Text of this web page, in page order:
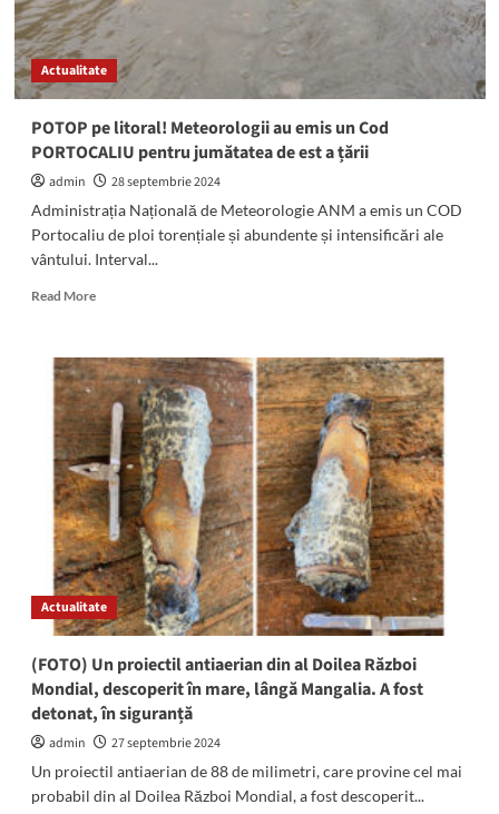
înnisipării.
Utilajele
Van
Oord
acționează
Saturn
Actualitate
POTOP pe litoral! Meteorologii au emis un Cod
PORTOCALIU pentru jumătatea de est a țării
admin
28 septembrie 2024
Administrația Națională de Meteorologie ANM a emis un COD
Portocaliu de ploi torențiale și abundente și intensificări ale
vântului. Interval...
Read MoreRead
POTOP
pe
litoral!
Meteorologii
au
emis
un
Cod
PORTOCALIU
pentru
jumătatea
de
est
a
Actualitate
(FOTO) Un proiectil antiaerian din al Doilea Război
Mondial, descoperit în mare, lângă Mangalia. A fost
detonat, în siguranță
admin
27 septembrie 2024
Un proiectil antiaerian de 88 de milimetri, care provine cel mai
probabil din al Doilea Război Mondial, a fost descoperit...